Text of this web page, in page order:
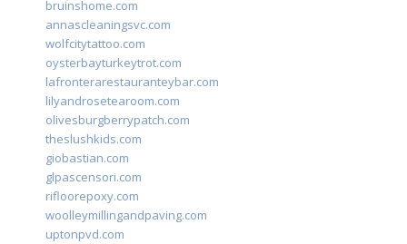
bruinshome.com
annascleaningsvc.com
wolfcitytattoo.com
oysterbayturkeytrot.com
lafronterarestauranteybar.com
lilyandrosetearoom.com
olivesburgberrypatch.com
theslushkids.com
giobastian.com
glpascensori.com
rifloorepoxy.com
woolleymillingandpaving.com
uptonpvd.com